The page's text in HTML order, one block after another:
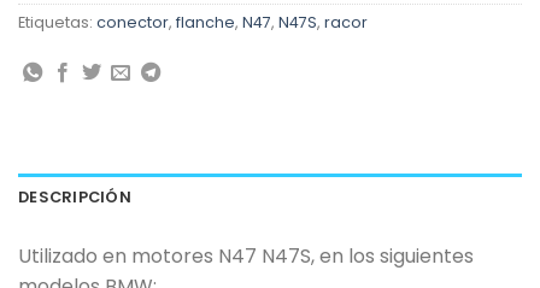
Etiquetas: conector, flanche, N47, N47S, racor
DESCRIPCIÓN
Utilizado en motores N47 N47S, en los siguientes